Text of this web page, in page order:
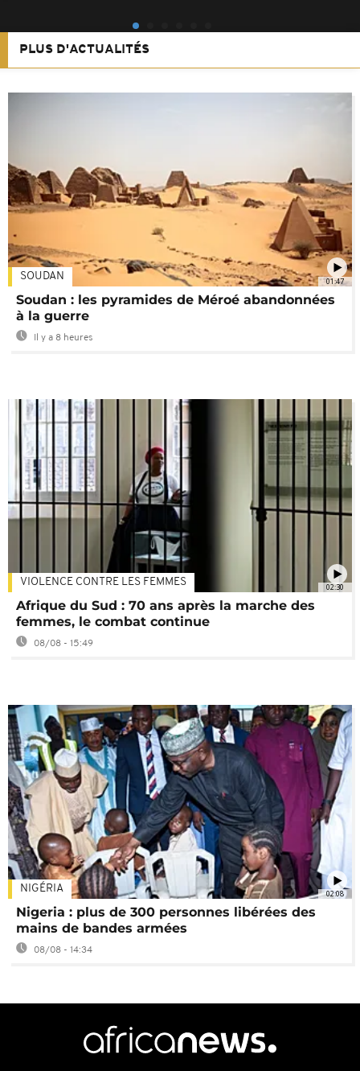
PLUS D'ACTUALITÉS
01:47
SOUDAN
Soudan : les pyramides de Méroé abandonnées
à la guerre
Il y a 8 heures
02:30
VIOLENCE CONTRE LES FEMMES
Afrique du Sud : 70 ans après la marche des
femmes, le combat continue
08/08 - 15:49
02:08
NIGÉRIA
Nigeria : plus de 300 personnes libérées des
mains de bandes armées
08/08 - 14:34